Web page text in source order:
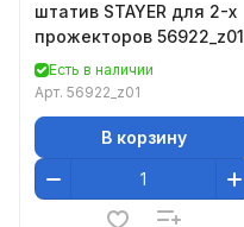
штатив STAYER для 2-х
прожекторов 56922_z01
Есть в наличии
Арт. 56922_z01
В корзину